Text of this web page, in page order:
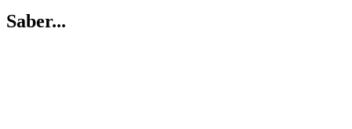
Saber...